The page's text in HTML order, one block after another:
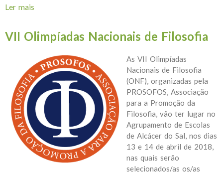
Ler mais
VII Olimpíadas Nacionais de Filosofia
As VII Olimpíadas
Nacionais de Filosofia
(ONF), organizadas pela
PROSOFOS, Associação
para a Promoção da
Filosofia, vão ter lugar no
Agrupamento de Escolas
de Alcácer do Sal, nos dias
13 e 14 de abril de 2018,
nas quais serão
selecionados/as os/as